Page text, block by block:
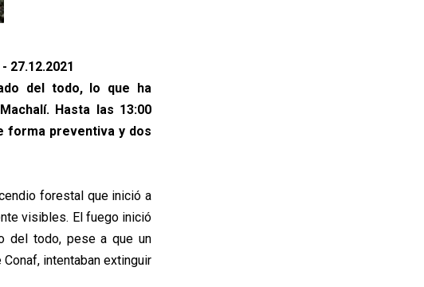
27.12.2021
del todo, lo que ha
Hasta las 13:00
forma preventiva y dos
forestal que inició a
visibles. El fuego inició
del todo, pese a que un
intentaban extinguir